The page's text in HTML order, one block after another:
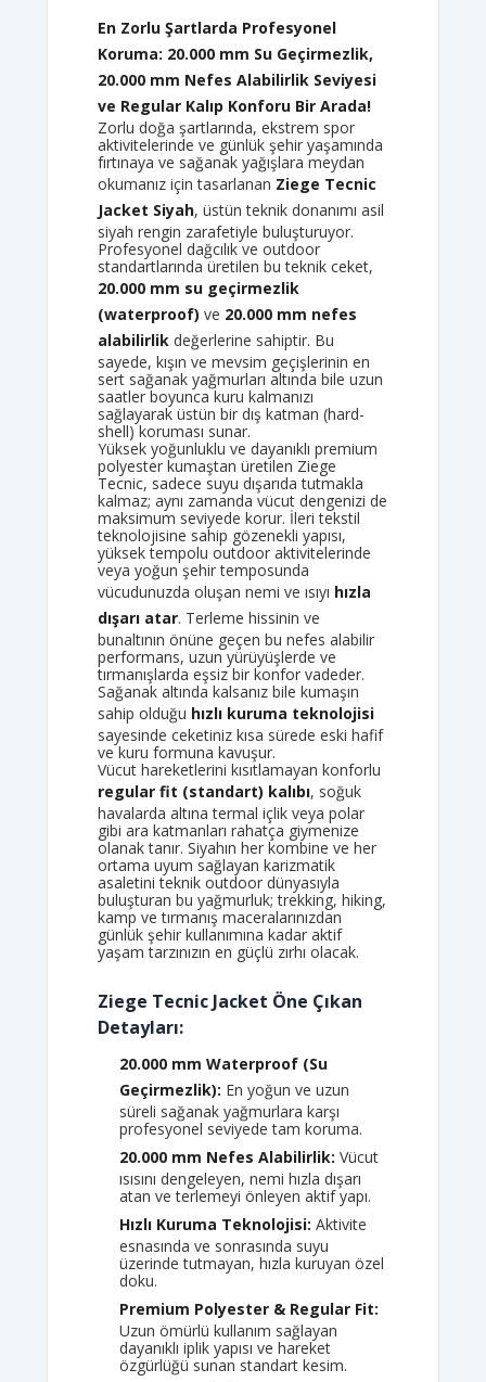
En Zorlu Şartlarda Profesyonel
Koruma: 20.000 mm Su Geçirmezlik,
20.000 mm Nefes Alabilirlik Seviyesi
ve Regular Kalıp Konforu Bir Arada!
Zorlu doğa şartlarında, ekstrem spor
aktivitelerinde ve günlük şehir yaşamında
fırtınaya ve sağanak yağışlara meydan
okumanız için tasarlanan Ziege Tecnic
Jacket Siyah, üstün teknik donanımı asil
siyah rengin zarafetiyle buluşturuyor.
Profesyonel dağcılık ve outdoor
standartlarında üretilen bu teknik ceket,
20.000 mm su geçirmezlik
(waterproof) ve 20.000 mm nefes
alabilirlikdeğerlerine sahiptir. Bu
sayede, kışın ve mevsim geçişlerinin en
sert sağanak yağmurları altında bile uzun
saatler boyunca kuru kalmanızı
sağlayarak üstün bir dış katman (hard-
shell) koruması sunar.
Yüksek yoğunluklu ve dayanıklı premium
polyester kumaştan üretilen Ziege
Tecnic, sadece suyu dışarıda tutmakla
kalmaz; aynı zamanda vücut dengenizi de
maksimum seviyede korur. İleri tekstil
teknolojisine sahip gözenekli yapısı,
yüksek tempolu outdoor aktivitelerinde
veya yoğun şehir temposunda
vücudunuzda oluşan nemi ve ısıyı hızla
dışarı atar. Terleme hissinin ve
bunaltının önüne geçen bu nefes alabilir
performans, uzun yürüyüşlerde ve
tırmanışlarda eşsiz bir konfor vadeder.
Sağanak altında kalsanız bile kumaşın
sahip olduğu hızlı kuruma teknolojisi
sayesinde ceketiniz kısa sürede eski hafif
ve kuru formuna kavuşur.
Vücut hareketlerini kısıtlamayan konforlu
regular fit (standart) kalıbı, soğuk
havalarda altına termal içlik veya polar
gibi ara katmanları rahatça giymenize
olanak tanır. Siyahın her kombine ve her
ortama uyum sağlayan karizmatik
asaletini teknik outdoor dünyasıyla
buluşturan bu yağmurluk; trekking, hiking,
kamp ve tırmanış maceralarınızdan
günlük şehir kullanımına kadar aktif
yaşam tarzınızın en güçlü zırhı olacak.
Ziege Tecnic Jacket Öne Çıkan
Detayları:
20.000 mm Waterproof (Su
Geçirmezlik): En yoğun ve uzun
süreli sağanak yağmurlara karşı
profesyonel seviyede tam koruma.
20.000 mm Nefes Alabilirlik: Vücut
ısısını dengeleyen, nemi hızla dışarı
atan ve terlemeyi önleyen aktif yapı.
Hızlı Kuruma Teknolojisi: Aktivite
esnasında ve sonrasında suyu
üzerinde tutmayan, hızla kuruyan özel
doku.
Premium Polyester & Regular Fit:
Uzun ömürlü kullanım sağlayan
dayanıklı iplik yapısı ve hareket
özgürlüğü sunan standart kesim.